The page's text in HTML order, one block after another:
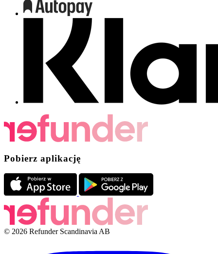
Pobierz aplikację
© 2026 Refunder Scandinavia AB